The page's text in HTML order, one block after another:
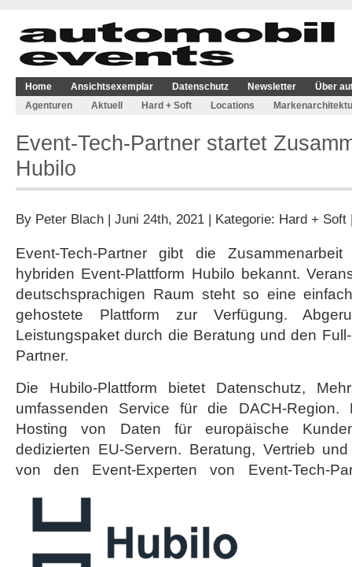
Home Ansichtsexemplar Datenschutz Newsletter
Über
Agenturen
Aktuell Hard + Soft Locations
Event-Tech-Partner startet
Hubilo
By Peter Blach | Juni 24th, 2021 | Kategorie: Hard + Soft
Event-Tech-Partner gibt die
hybriden Event-Plattform Hubilo bekannt.
deutschsprachigen Raum steht so eine
gehostete Plattform zur Verfügung.
Leistungspaket durch die Beratung und den
Partner.
Die Hubilo-Plattform bietet Datenschutz,
umfassenden Service für die DACH-
Hosting von Daten für europäische
dedizierten EU-Servern. Beratung, Vertrieb
von den Event-Experten von Event-Tech-